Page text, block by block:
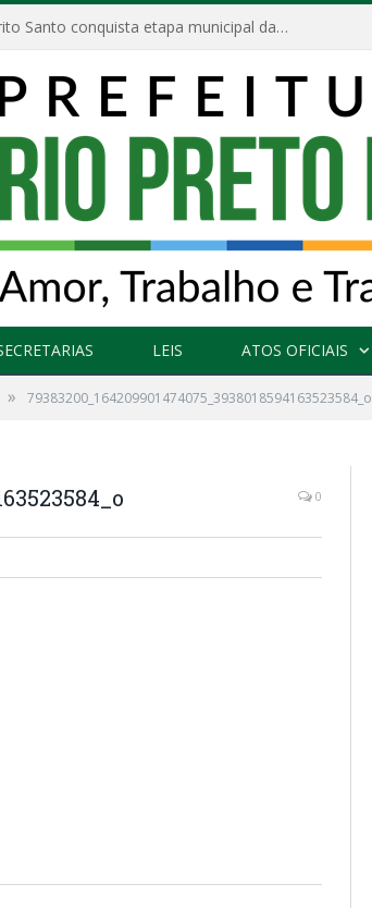
Escola Municipal Divino Espírito Santo conquista etapa municipal da V Feira Amazonense de Matemática
LEIS ATOS OFICIAIS
» 79383200_164209901474075_3938018594163523584_o
0